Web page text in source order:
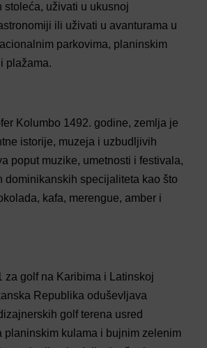
stoleća, uživati u ukusnoj
ili uživati u avanturama u
parkovima, planinskim
plažama.
Kolumbo 1492. godine, zemlja je
istorije, muzeja i uzbudljivih
poput muzike, umetnosti i festivala,
dominikanskih specijaliteta kao što
kafa, merengue, amber i
za golf na Karibima i Latinskoj
Republika oduševljava
golf terena usred
planinskim kulama i bujnim zelenim